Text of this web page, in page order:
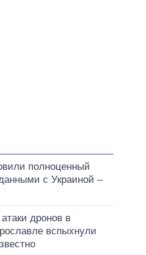
полноценный
с Украиной –
дронов в
вспыхнули